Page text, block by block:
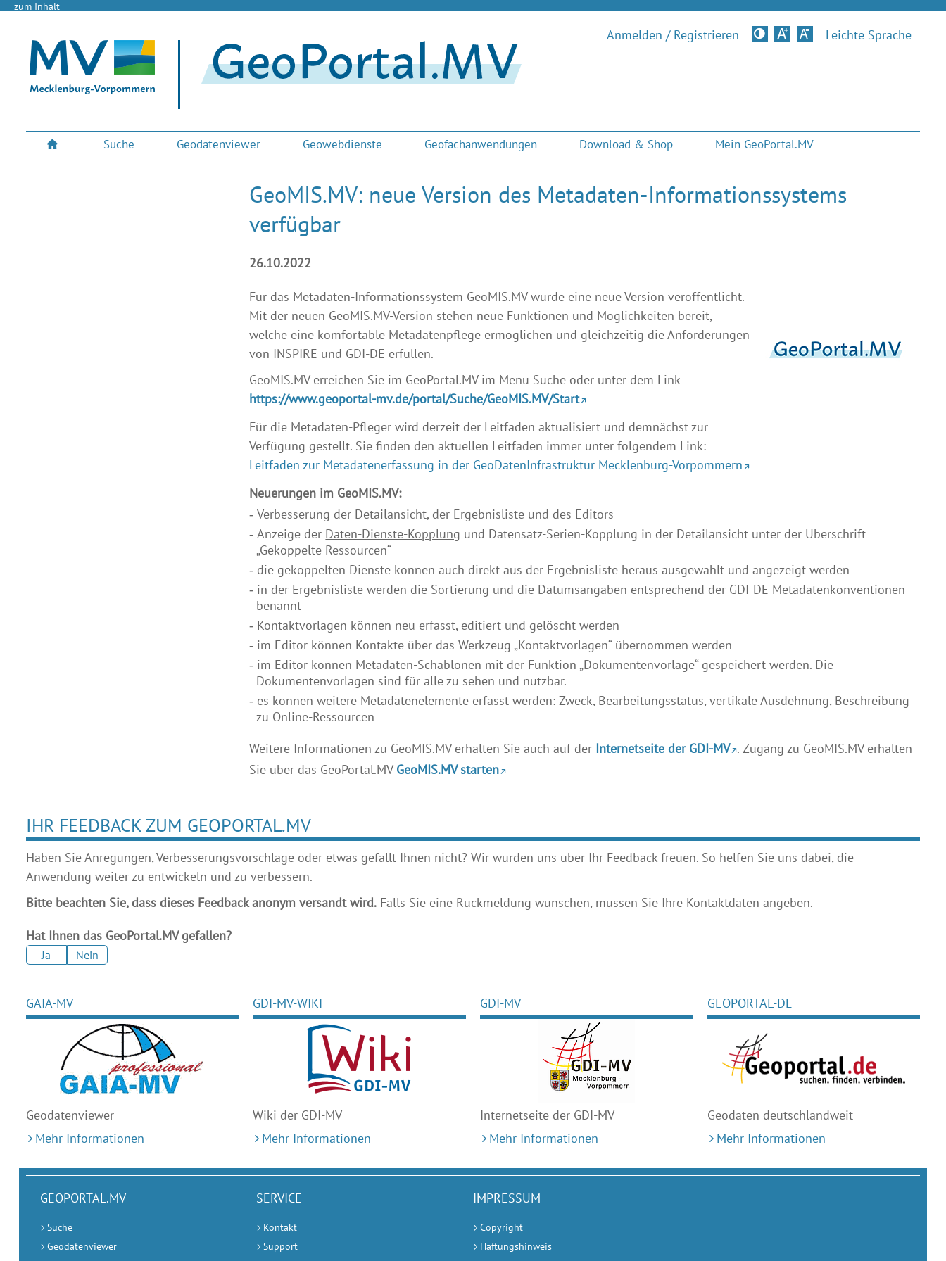
zum Inhalt
Anmelden / Registrieren KontrastversionLeichte Sprache
Suche Geodatenviewer Geowebdienste Geofachanwendungen Download & Shop Mein GeoPortal.MV
GeoMIS.MV: neue Version des Metadaten-Informationssystems
verfügbar
26.10.2022
Für das Metadaten-Informationssystem GeoMIS.MV wurde eine neue Version veröffentlicht.
Mit der neuen GeoMIS.MV-Version stehen neue Funktionen und Möglichkeiten bereit,
welche eine komfortable Metadatenpflege ermöglichen und gleichzeitig die Anforderungen
von INSPIRE und GDI-DE erfüllen.
GeoMIS.MV erreichen Sie im GeoPortal.MV im Menü Suche oder unter dem Link
https://www.geoportal-mv.de/portal/Suche/GeoMIS.MV/Start
Für die Metadaten-Pfleger wird derzeit der Leitfaden aktualisiert und demnächst zur
Verfügung gestellt. Sie finden den aktuellen Leitfaden immer unter folgendem Link:
Leitfaden zur Metadatenerfassung in der GeoDatenInfrastruktur Mecklenburg-Vorpommern
Neuerungen im GeoMIS.MV:
Verbesserung der Detailansicht, der Ergebnisliste und des Editors
Anzeige der Daten-Dienste-Kopplung und Datensatz-Serien-Kopplung in der Detailansicht unter der Überschrift
„Gekoppelte Ressourcen“
die gekoppelten Dienste können auch direkt aus der Ergebnisliste heraus ausgewählt und angezeigt werden
in der Ergebnisliste werden die Sortierung und die Datumsangaben entsprechend der GDI-DE Metadatenkonventionen
benannt
Kontaktvorlagen können neu erfasst, editiert und gelöscht werden
im Editor können Kontakte über das Werkzeug „Kontaktvorlagen“ übernommen werden
im Editor können Metadaten-Schablonen mit der Funktion „Dokumentenvorlage“ gespeichert werden. Die
Dokumentenvorlagen sind für alle zu sehen und nutzbar.
es könnenweitere Metadatenelemente erfasst werden: Zweck, Bearbeitungsstatus, vertikale Ausdehnung, Beschreibung
zu Online-Ressourcen
Weitere Informationen zu GeoMIS.MV erhalten Sie auch auf der Internetseite der GDI-MV . Zugang zu GeoMIS.MV erhalten
Sie über das GeoPortal.MV GeoMIS.MV starten
IHR FEEDBACK ZUM GEOPORTAL.MV
Haben Sie Anregungen, Verbesserungsvorschläge oder etwas gefällt Ihnen nicht? Wir würden uns über Ihr Feedback freuen. So helfen Sie uns dabei, die
Anwendung weiter zu entwickeln und zu verbessern.
Bitte beachten Sie, dass dieses Feedback anonym versandt wird.Falls Sie eine Rückmeldung wünschen, müssen Sie Ihre Kontaktdaten angeben.
Hat Ihnen das GeoPortal.MV gefallen?
Ja Nein
GAIA-MV
Geodatenviewer
Mehr Informationen
GDI-MV-WIKI
Wiki der GDI-MV
Mehr Informationen
GDI-MV
Internetseite der GDI-MV
Mehr Informationen
GEOPORTAL-DE
Geodaten deutschlandweit
Mehr Informationen
GEOPORTAL.MV
Suche
Geodatenviewer
SERVICE
Kontakt
Support
IMPRESSUM
Copyright
Haftungshinweis